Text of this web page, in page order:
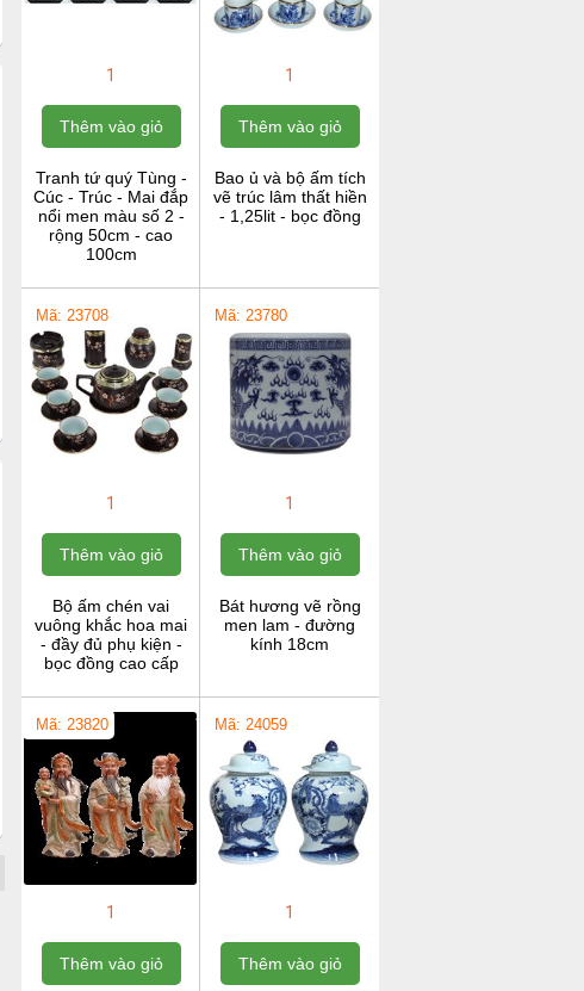
1
Thêm vào giỏ
Tranh tứ quý Tùng -
Cúc - Trúc - Mai đắp
nổi men màu số 2 -
rộng 50cm - cao
100cm
1
Thêm vào giỏ
Bao ủ và bộ ấm tích
vẽ trúc lâm thất hiền
- 1,25lit - bọc đồng
Mã: 23708
1
Thêm vào giỏ
Bộ ấm chén vai
vuông khắc hoa mai
- đầy đủ phụ kiện -
bọc đồng cao cấp
Mã: 23780
1
Thêm vào giỏ
Bát hương vẽ rồng
men lam - đường
kính 18cm
Mã: 23820
1
Thêm vào giỏ
Mã: 24059
1
Thêm vào giỏ